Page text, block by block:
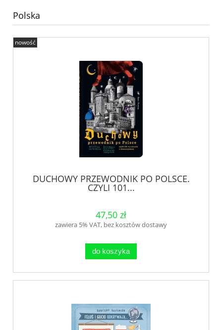
Polska
DUCHOWY PRZEWODNIK PO POLSCE.
CZYLI 101...
47,50 zł
zawiera 5% VAT, bez kosztów dostawy
do koszyka
nowość